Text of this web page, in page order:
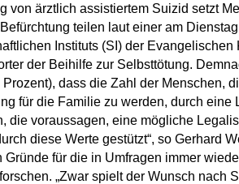
von ärztlich assistiertem Suizid setzt
teilen laut einer am
Instituts (SI) der
der Beihilfe zur Selbsttötung.
Prozent), dass die Zahl der Menschen,
für die Familie zu werden, durch
die voraussagen, eine mögliche
diese Werte gestützt“, so Gerhard
Gründe für die in Umfragen immer
„Zwar spielt der Wunsch nach